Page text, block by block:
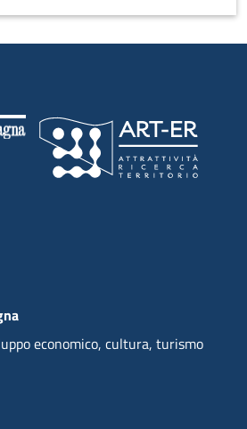
inglese
economico, cultura, turismo